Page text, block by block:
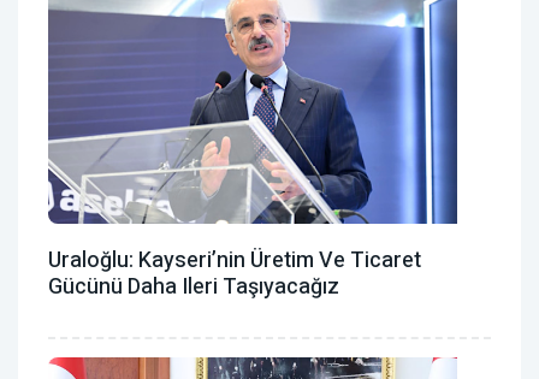
Uraloğlu: Kayseri’nin Üretim Ve Ticaret
Gücünü Daha Ileri Taşıyacağız